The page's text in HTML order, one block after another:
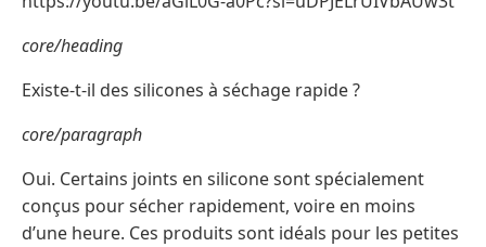
core/heading
Existe-t-il des silicones à séchage rapide ?
core/paragraph
Oui. Certains joints en silicone sont spécialement
conçus pour sécher rapidement, voire en moins
d’une heure. Ces produits sont idéals pour les petites